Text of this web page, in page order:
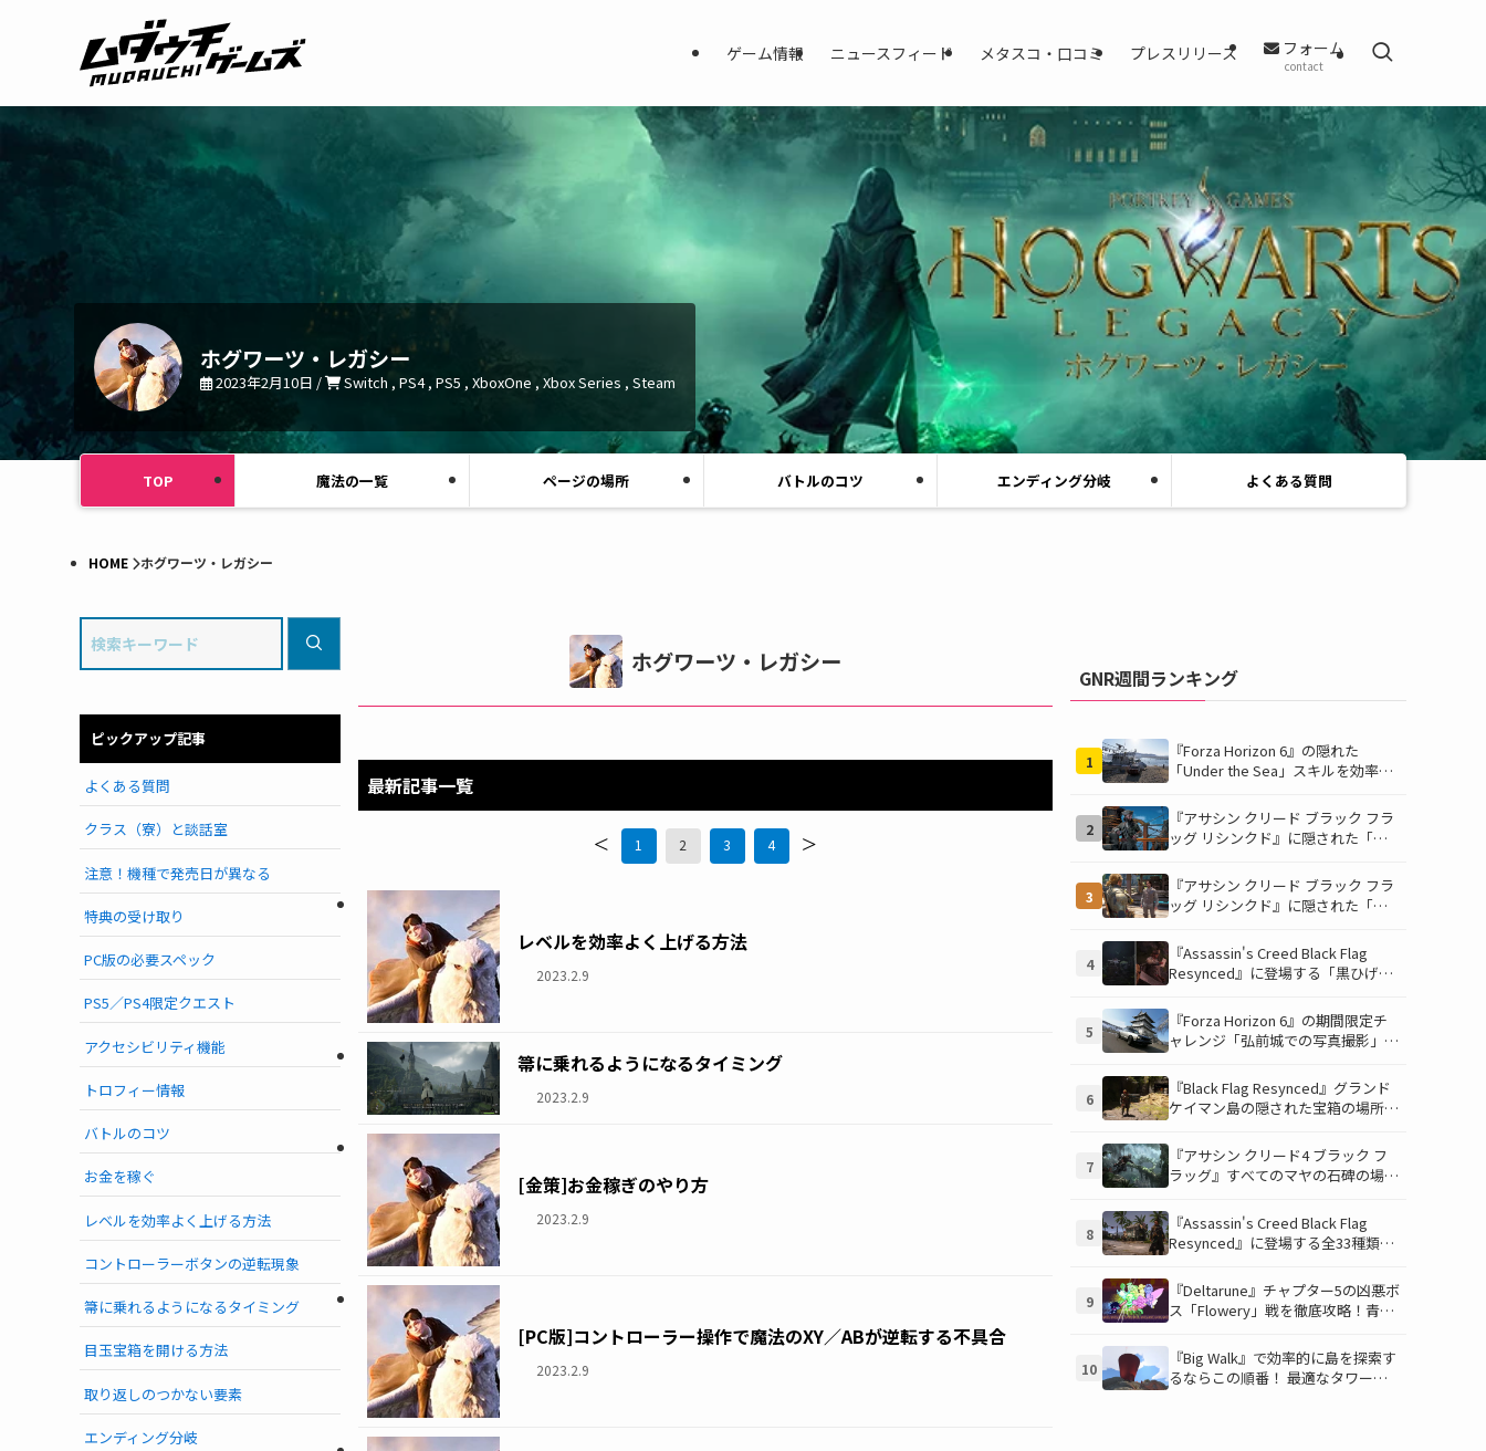
ゲーム情報 ニュースフィード メタスコ・口コミ プレスリリース フォーム
contact
ホグワーツ・レガシー
2023年2月10日 / Switch , PS4 , PS5 , XboxOne , Xbox Series , Steam
TOP 魔法の一覧 ページの場所 バトルのコツ エンディング分岐 よくある質問
HOME ホグワーツ・レガシー
ホグワーツ・レガシー
最新記事一覧
< 1 2 3 4 >
レベルを効率よく上げる方法
2023.2.9
箒に乗れるようになるタイミング
2023.2.9
[金策]お金稼ぎのやり方
2023.2.9
[PC版]コントローラー操作で魔法のXY／ABが逆転する不具合
2023.2.9
ピックアップ記事
よくある質問
クラス（寮）と談話室
注意！機種で発売日が異なる
特典の受け取り
PC版の必要スペック
PS5／PS4限定クエスト
アクセシビリティ機能
トロフィー情報
バトルのコツ
お金を稼ぐ
レベルを効率よく上げる方法
コントローラーボタンの逆転現象
箒に乗れるようになるタイミング
目玉宝箱を開ける方法
取り返しのつかない要素
エンディング分岐
GNR週間ランキング
1
『Forza Horizon 6』の隠れた
「Under the Sea」スキルを効率的
の鍵は伊東の海藻養殖場にあり！
2
『アサシン クリード ブラック フラ
ッグ リシンクド』に隠された「黒
底洞窟の危険を乗り越え、伝説の報
酬を手に入れよう
3
『アサシン クリード ブラック フラ
ッグ リシンクド』に隠された「修
説！伝説のアイテムや新衣装を手に
入れるための「地図の断片」入手方
法と修復のコツを紹介！
4
『Assassin's Creed Black Flag
Resynced』に登場する「黒ひげの
説！隠された財宝を見つけよう！
5
『Forza Horizon 6』の期間限定チ
ャレンジ「弘前城での写真撮影」攻
で日本の名城を駆け巡り、特別な報
酬を手に入れよう！
6
『Black Flag Resynced』グランド
ケイマン島の隠された宝箱の場所を
ト」でしか到達できないお宝も明ら
かに
7
『アサシン クリード4 ブラック フ
ラッグ』すべてのマヤの石碑の場所
ヤの衣装を入手して海賊ライフを有
利に進めよう！
8
『Assassin's Creed Black Flag
Resynced』に登場する全33種類の
イルを自由にカスタマイズ！
9
『Deltarune』チャプター5の凶悪ボ
ス「Flowery」戦を徹底攻略！青い
を握る！
10
『Big Walk』で効率的に島を探索す
るならこの順番！ 最適なタワー攻